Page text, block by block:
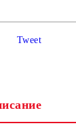
Tweet